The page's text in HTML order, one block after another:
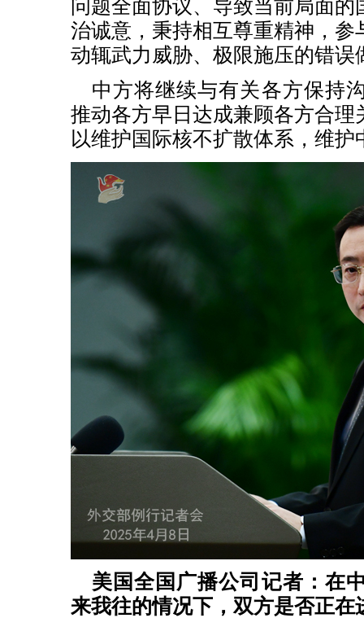
问题全面协议、导致当前局面的
治诚意，秉持相互尊重精神，参
动辄武力威胁、极限施压的错误
中方将继续与有关各方保持
推动各方早日达成兼顾各方合理
以维护国际核不扩散体系，维
美国全国广播公司记者：在
来我往的情况下，双方是否正在